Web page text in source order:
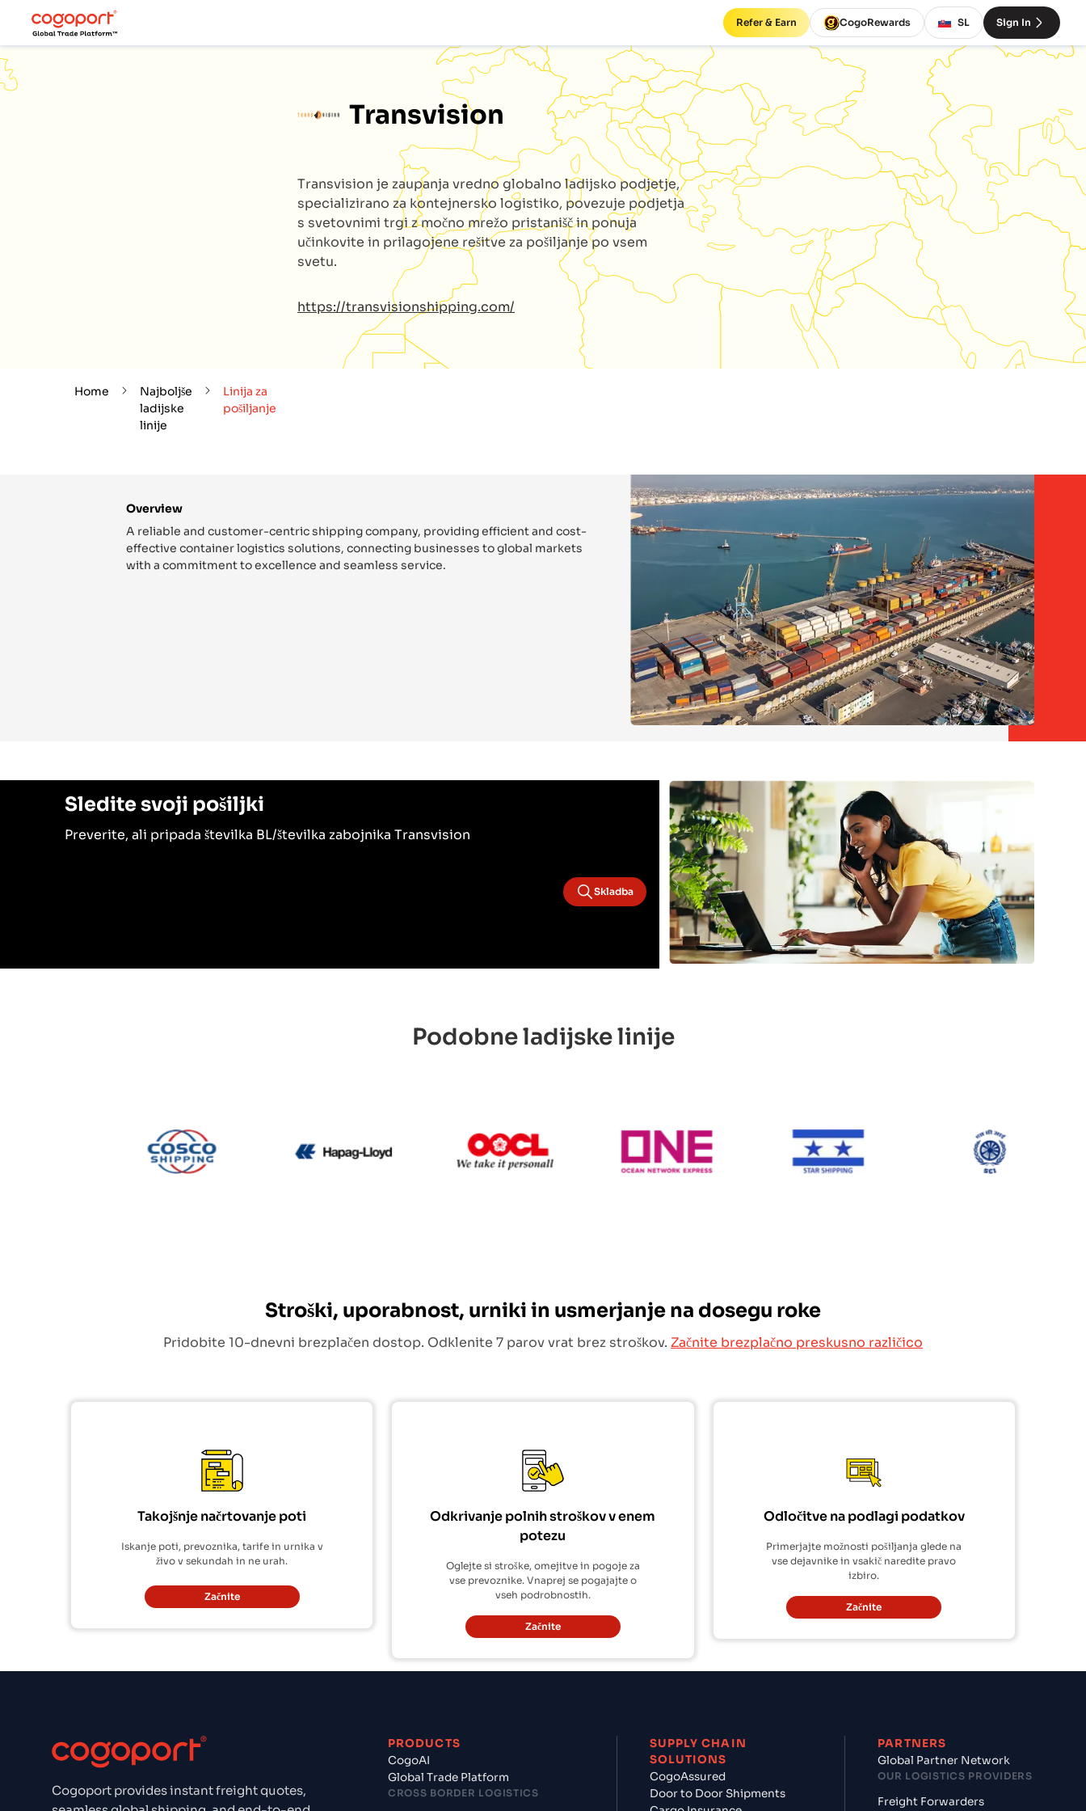
Refer & Earn CogoRewards SL Sign In
Transvision
Transvision je zaupanja vredno globalno ladijsko podjetje,
specializirano za kontejnersko logistiko, povezuje podjetja
s svetovnimi trgi z močno mrežo pristanišč in ponuja
učinkovite in prilagojene rešitve za pošiljanje po vsem
svetu.
https://transvisionshipping.com/
Home
Najboljše
ladijske
linije
Linija za
pošiljanje
Overview
A reliable and customer-centric shipping company, providing efficient and cost-
effective container logistics solutions, connecting businesses to global markets
with a commitment to excellence and seamless service.
Sledite svoji pošiljki
Preverite, ali pripada številka BL/številka zabojnika Transvision
Skladba
Podobne ladijske linije
ONE Line
Stroški, uporabnost, urniki in usmerjanje na dosegu roke
Pridobite 10-dnevni brezplačen dostop. Odklenite 7 parov vrat brez stroškov. Začnite brezplačno preskusno različico
Takojšnje načrtovanje poti
Iskanje poti, prevoznika, tarife in urnika v
živo v sekundah in ne urah.
Začnite
Odkrivanje polnih stroškov v enem
potezu
Oglejte si stroške, omejitve in pogoje za
vse prevoznike. Vnaprej se pogajajte o
vseh podrobnostih.
Začnite
Odločitve na podlagi podatkov
Primerjajte možnosti pošiljanja glede na
vse dejavnike in vsakič naredite pravo
izbiro.
Začnite
Cogoport provides instant freight quotes,
PRODUCTS
CogoAI
Global Trade Platform
CROSS BORDER LOGISTICS
SUPPLY CHAIN
SOLUTIONS
CogoAssured
Door to Door Shipments
PARTNERS
Global Partner Network
OUR LOGISTICS PROVIDERS
Freight Forwarders